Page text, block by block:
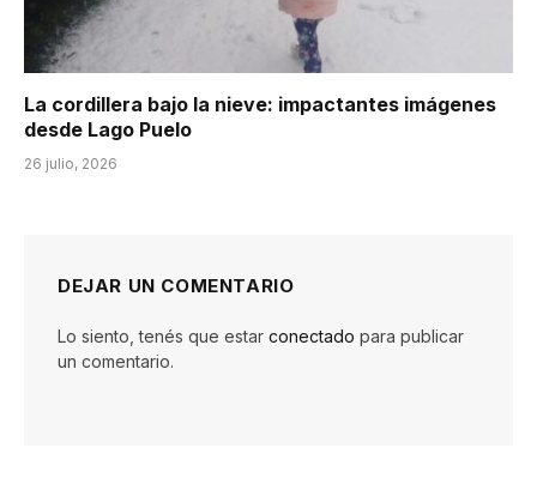
La cordillera bajo la nieve: impactantes imágenes
desde Lago Puelo
26 julio, 2026
DEJAR UN COMENTARIO
Lo siento, tenés que estar conectado para publicar
un comentario.